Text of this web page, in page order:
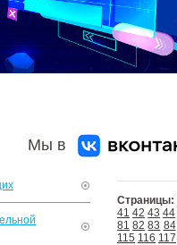
Мы в
Страницы:
41 42 43 44
81 82 83 84
115 116 117